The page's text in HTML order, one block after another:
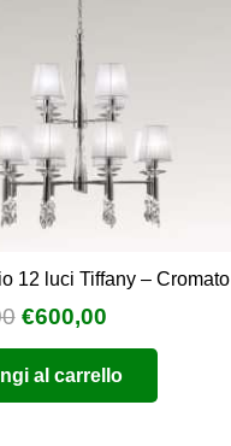
12 luci Tiffany – Cromato
Il
prezzo
originale
era:
€600,00Il
prezzo
attuale
è:
al carrello